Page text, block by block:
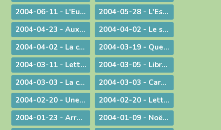
2004-06-11 - L'Eucharistie dans le réalisme de sa célébration
2004-05-28 - L'Esprit de Vérité, "que le Père enverra en mon nom"
2004-04-23 - Aux heures d'incertitude : une figure de sainteté sacerdotale
2004-04-02 - Le sérieux de l'existence humaine
2004-04-02 - La charité ne se sous-traite pas
2004-03-19 - Quel avenir pour le monde ?
2004-03-11 - Lettre au Cardinal Rouco Varela, archevêque de Madrid, après les attentats du 11 mars 2004
2004-03-05 - Libre méditation sur le récit des tentations du Christ
2004-03-03 - La conversion est possible
2004-03-03 - Carême : Lettre pastorale & Courrier aux prêtres du diocèse
2004-02-20 - Une visite pas comme les autres !
2004-02-20 - Lettre de l'évêque de Belley-Ars aux prêtres du diocèse
2004-01-23 - Arrêt sur image
2004-01-09 - Noël ! "un" Sauveur ou "LE" Sauveur